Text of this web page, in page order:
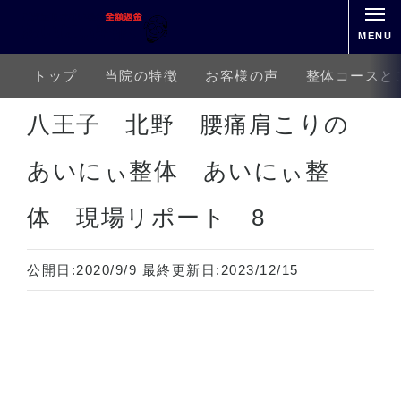
MENU
トップ 当院の特徴 お客様の声 整体コースと
ホーム 上半身の痛み 首の痛み 寝ちがい 八王子 北野 腰痛肩こりの あいにぃ整体
八王子 北野 腰痛肩こりの
あいにぃ整体 あいにぃ整
体 現場リポート 8
公開日:2020/9/9 最終更新日: 2023/12/15